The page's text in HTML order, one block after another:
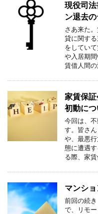
現役司
ン退去
さあ来た
貸に関す
をしてい
や入居期
賃借人間
家賃保
初動につ
今回は、
す。皆さ
や、最悪
態に遭遇
る際、家
マンシ
前回の続
で、リモ